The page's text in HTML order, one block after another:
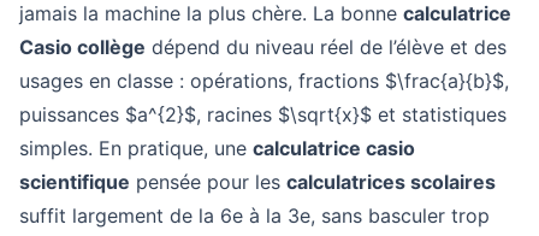
jamais la machine la plus chère. La bonne calculatrice
Casio collège dépend du niveau réel de l’élève et des
usages en classe : opérations, fractions $\frac{a}{b}$,
puissances $a^{2}$, racines $\sqrt{x}$ et statistiques
simples. En pratique, une calculatrice casio
scientifique pensée pour les calculatrices scolaires
suffit largement de la 6e à la 3e, sans basculer trop